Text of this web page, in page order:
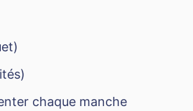
chaque manche